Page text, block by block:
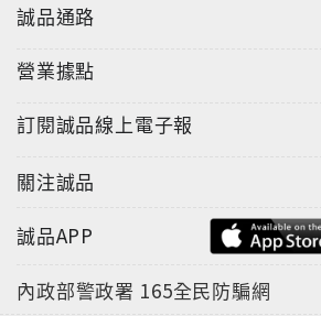
只有一種歷史，那就是人類的歷史。
現在，已到了把全世界的人都當成自
這個地球。
世人眼中的泰戈爾：
布拉德
誠品通路
營業據點
訂閱誠品線上電子報
關注誠品
誠品APP
內政部警政署 165全民防騙網